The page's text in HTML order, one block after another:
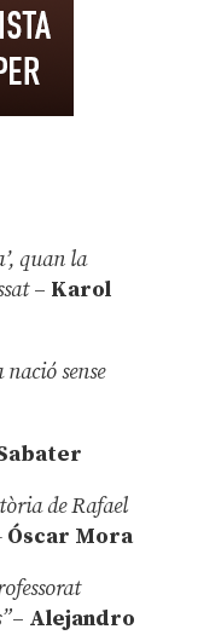
quan la
– Karol
nació sense
de Rafael
Óscar Mora
– Alejandro